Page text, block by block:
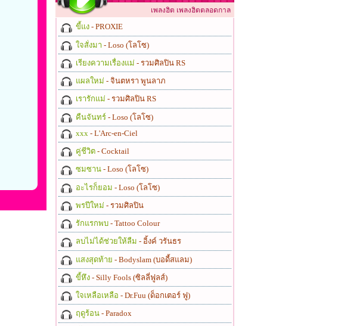
เพลงฮิต เพลงฮิตตลอดกาล
ขี้แง - PROXIE
ใจสั่งมา - Loso (โลโซ)
เรียงความเรื่องแม่ - รวมศิลปิน RS
แผลใหม่ - จินตหรา พูนลาภ
เรารักแม่ - รวมศิลปิน RS
คืนจันทร์ - Loso (โลโซ)
xxx - L'Arc-en-Ciel
คู่ชีวิต - Cocktail
ซมซาน - Loso (โลโซ)
อะไรก็ยอม - Loso (โลโซ)
พรปีใหม่ - รวมศิลปิน
รักแรกพบ - Tattoo Colour
ลบไม่ได้ช่วยให้ลืม - อิ้งค์ วรันธร
แสงสุดท้าย - Bodyslam (บอดี้สแลม)
ขี้หึง - Silly Fools (ซิลลี่ฟูลส์)
ใจเหลือเหลือ - Dr.Fuu (ด็อกเตอร์ ฟู)
ฤดูร้อน - Paradox